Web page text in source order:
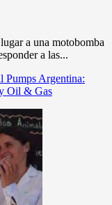
a una motobomba
a las...
Pumps Argentina:
Oil & Gas